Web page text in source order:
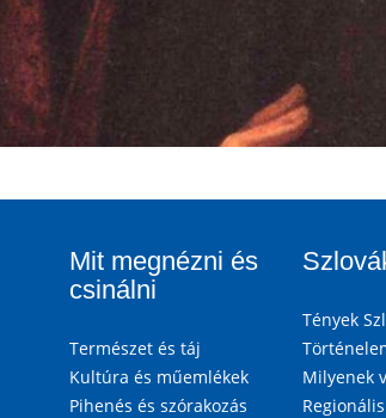
Mit megnézni és
csinálni
Természet és táj
Kultúra és műemlékek
Pihenés és szórakozás
Tények
Milyenek